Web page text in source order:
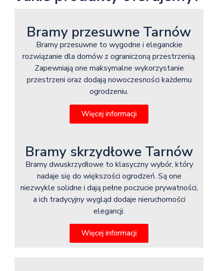
Bramy przesuwne Tarnów
Bramy przesuwne to wygodne i eleganckie
rozwiązanie dla domów z ograniczoną przestrzenią.
Zapewniają one maksymalne wykorzystanie
przestrzeni oraz dodają nowoczesności każdemu
ogrodzeniu.
Więcej informacji
Bramy skrzydłowe Tarnów
Bramy dwuskrzydłowe to klasyczny wybór, który
nadaje się do większości ogrodzeń. Są one
niezwykle solidne i dają pełne poczucie prywatności,
a ich tradycyjny wygląd dodaje nieruchomości
elegancji.
Więcej informacji